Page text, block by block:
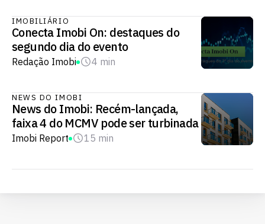
IMOBILIÁRIO
Conecta Imobi On: destaques do
segundo dia do evento
Redação Imobi 4 min
NEWS DO IMOBI
News do Imobi: Recém-lançada,
faixa 4 do MCMV pode ser turbinada
Imobi Report 15 min